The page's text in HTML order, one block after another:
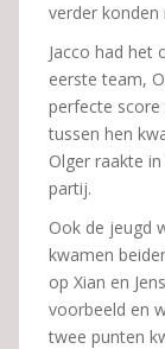
verder
Jacco had het
eerste team,
perfecte
tussen hen
Olger raakte
partij.
Ook de jeugd
kwamen
op Xian en
voorbeeld en
twee punten